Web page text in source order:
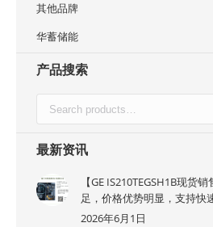
其他品牌
华蓄储能
产品搜索
最新资讯
【GE IS210TEGSH1B现货
足，价格优势明显，支持快
2026年6月1日